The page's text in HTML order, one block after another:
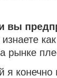
вы
рынке
я